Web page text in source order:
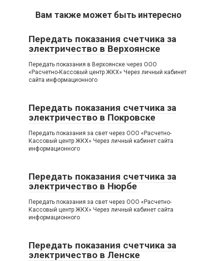
Вам также может быть интересно
Передать показания счетчика за
электричество в Верхоянске
Передать показания в Верхоянске через ООО
«Расчетно-Кассовый центр ЖКХ» Через личный кабинет
сайта информационного
Передать показания счетчика за
электричество в Покровске
Передать показания за свет через ООО «Расчетно-
Кассовый центр ЖКХ» Через личный кабинет сайта
информационного
Передать показания счетчика за
электричество в Нюрбе
Передать показания за свет через ООО «Расчетно-
Кассовый центр ЖКХ» Через личный кабинет сайта
информационного
Передать показания счетчика за
электричество в Ленске